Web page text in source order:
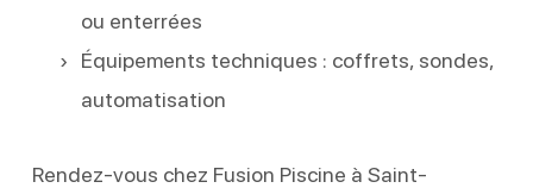
ou enterrées
Équipements techniques : coffrets, sondes,
automatisation
Rendez-vous chez Fusion Piscine à Saint-